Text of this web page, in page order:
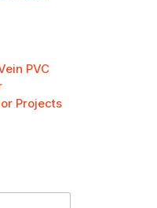
PVC
Projects